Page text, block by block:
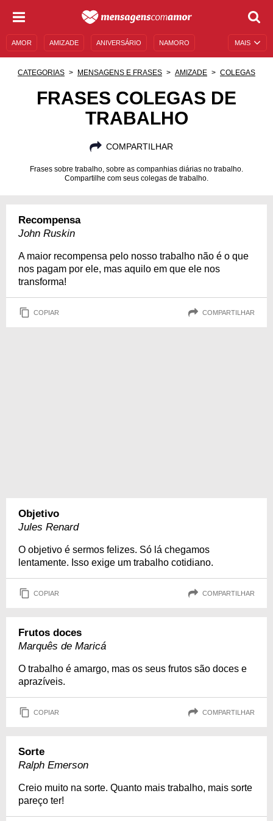
MAIS
AMOR AMIZADE ANIVERSÁRIO NAMORO
MENSAGENS E FRASES MENSAGENS DE ANIVERSÁRIO
CATEGORIAS MENSAGENS E FRASES AMIZADE COLEGAS
FRASES COLEGAS DE
TRABALHO
COMPARTILHAR
Frases sobre trabalho, sobre as companhias diárias no trabalho.
Compartilhe com seus colegas de trabalho.
Recompensa
John Ruskin
A maior recompensa pelo nosso trabalho não é o que
nos pagam por ele, mas aquilo em que ele nos
transforma!
COPIAR COMPARTILHAR
Objetivo
Jules Renard
O objetivo é sermos felizes. Só lá chegamos
lentamente. Isso exige um trabalho cotidiano.
COPIAR COMPARTILHAR
Frutos doces
Marquês de Maricá
O trabalho é amargo, mas os seus frutos são doces e
aprazíveis.
COPIAR COMPARTILHAR
Sorte
Ralph Emerson
Creio muito na sorte. Quanto mais trabalho, mais sorte
pareço ter!